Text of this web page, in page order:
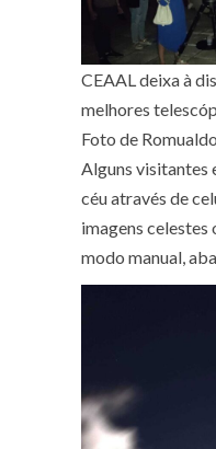
CEAAL deixa à
melhores
Foto de
Alguns visitantes
céu através de
imagens
modo manual,